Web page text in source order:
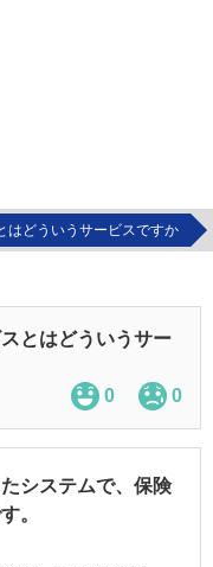
はどういうサービスですか
とはどういうサー
0
0
システムで、保険
。